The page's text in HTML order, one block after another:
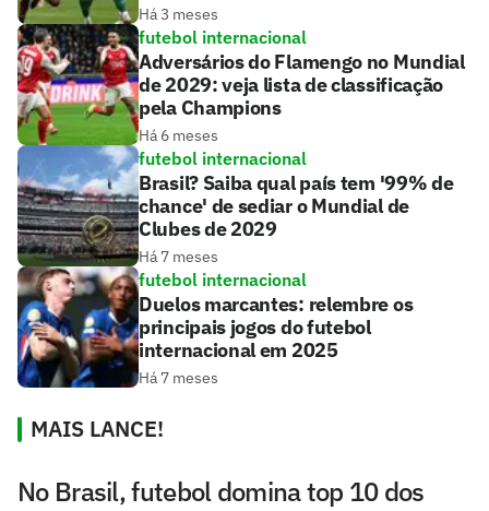
Há 3 meses
futebol internacional
Adversários do Flamengo no Mundial
de 2029: veja lista de classificação
pela Champions
Há 6 meses
futebol internacional
Brasil? Saiba qual país tem '99% de
chance' de sediar o Mundial de
Clubes de 2029
Há 7 meses
futebol internacional
Duelos marcantes: relembre os
principais jogos do futebol
internacional em 2025
Há 7 meses
MAIS LANCE!
No Brasil, futebol domina top 10 dos